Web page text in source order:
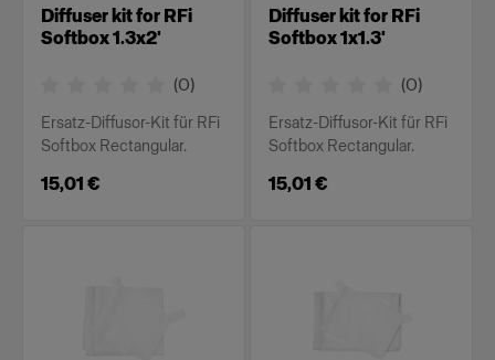
Diffuser kit for RFi
Softbox 1.3x2'
(0)
Ersatz-Diffusor-Kit für RFi
Softbox Rectangular.
15,01 €
Diffuser kit for RFi
Softbox 1x1.3'
(0)
Ersatz-Diffusor-Kit für RFi
Softbox Rectangular.
15,01 €